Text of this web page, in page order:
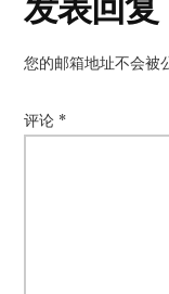
者
互
动
您的邮箱地址不会被
评论 *